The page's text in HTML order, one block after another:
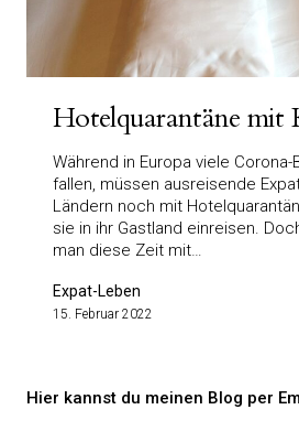
Hotelquarantäne mit
Während in Europa viele
fallen, müssen ausreisende
Ländern noch mit
sie in ihr Gastland einreisen.
man diese Zeit mit…
Expat-Leben
15. Februar 2022
Hier kannst du meinen Blog per